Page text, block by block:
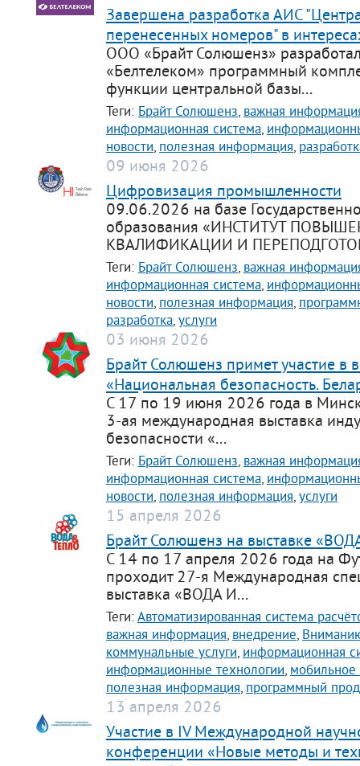
Завершена разработка АИС
перенесенных номеров" в
ООО «Брайт Солюшенз»
«Белтелеком» программный
функции центральной базы...
Теги: Брайт Солюшенз, важная
информационная система,
новости, полезная информация,
09 июня 2026
Цифровизация промышленности
09.06.2026 на базе
образования «ИНСТИТУТ
КВАЛИФИКАЦИИ И
Теги: Брайт Солюшенз, важная
информационная система,
новости, полезная информация,
разработка,услуги
03 июня 2026
Брайт Солюшенз примет участие в
«Национальная безопасность.
С 17 по 19 июня 2026 года в
3-ая международная выставка
безопасности «...
Теги: Брайт Солюшенз, важная
информационная система,
новости, полезная информация,услуги
15 апреля 2026
Брайт Солюшенз на выставке
С 14 по 17 апреля 2026 года на
проходит 27-я Международная
выставка «ВОДА И...
Теги:Автоматизированная система
важная информация, внедрение,
коммунальные услуги, информационная
информационные технологии,
полезная информация, программный
13 апреля 2026
Участие в IV Международной
конференции «Новые методы и